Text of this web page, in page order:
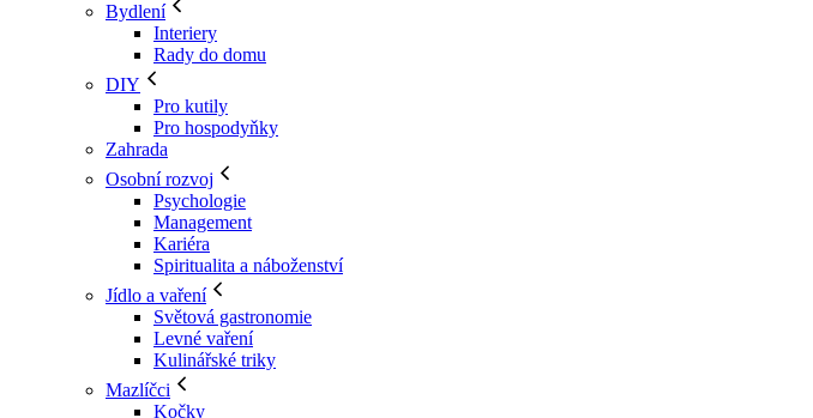
Bydlení
Interiery
Rady do domu
DIY
Pro kutily
Pro hospodyňky
Zahrada
Osobní rozvoj
Psychologie
Management
Kariéra
Spiritualita a náboženství
Jídlo a vaření
Světová gastronomie
Levné vaření
Kulinářské triky
Mazlíčci
Kočky